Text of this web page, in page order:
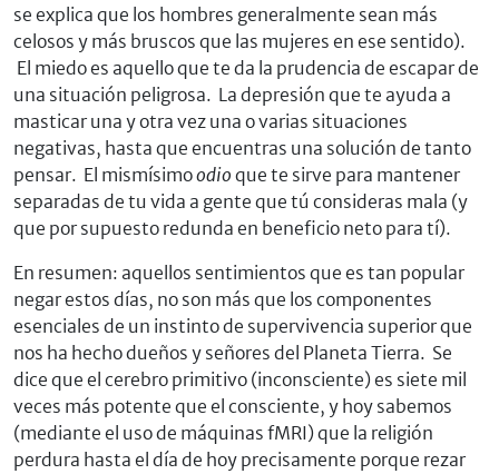
se explica que los hombres generalmente sean más
celosos y más bruscos que las mujeres en ese sentido).
El miedo es aquello que te da la prudencia de escapar de
una situación peligrosa. La depresión que te ayuda a
masticar una y otra vez una o varias situaciones
negativas, hasta que encuentras una solución de tanto
pensar. El mismísimoodio que te sirve para mantener
separadas de tu vida a gente que tú consideras mala (y
que por supuesto redunda en beneficio neto para tí).
En resumen: aquellos sentimientos que es tan popular
negar estos días, no son más que los componentes
esenciales de un instinto de supervivencia superior que
nos ha hecho dueños y señores del Planeta Tierra. Se
dice que el cerebro primitivo (inconsciente) es siete mil
veces más potente que el consciente, y hoy sabemos
(mediante el uso de máquinas fMRI) que la religión
perdura hasta el día de hoy precisamente porque rezar